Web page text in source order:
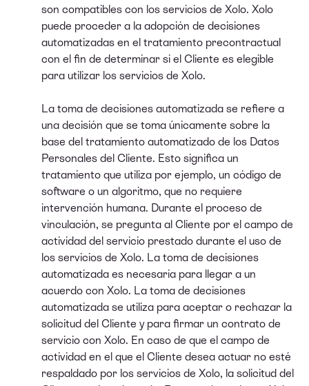
son compatibles con los servicios de Xolo. Xolo
puede proceder a la adopción de decisiones
automatizadas en el tratamiento precontractual
con el fin de determinar si el Cliente es elegible
para utilizar los servicios de Xolo.
La toma de decisiones automatizada se refiere a
una decisión que se toma únicamente sobre la
base del tratamiento automatizado de los Datos
Personales del Cliente. Esto significa un
tratamiento que utiliza por ejemplo, un código de
software o un algoritmo, que no requiere
intervención humana. Durante el proceso de
vinculación, se pregunta al Cliente por el campo de
actividad del servicio prestado durante el uso de
los servicios de Xolo. La toma de decisiones
automatizada es necesaria para llegar a un
acuerdo con Xolo. La toma de decisiones
automatizada se utiliza para aceptar o rechazar la
solicitud del Cliente y para firmar un contrato de
servicio con Xolo. En caso de que el campo de
actividad en el que el Cliente desea actuar no esté
respaldado por los servicios de Xolo, la solicitud del